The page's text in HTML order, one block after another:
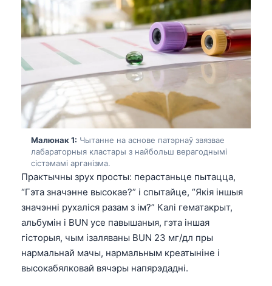
Малюнак 1: Чытанне на аснове патэрнаў звязвае
лабараторныя кластары з найбольш верагоднымі
сістэмамі арганізма.
Практычны зрух просты: перастаньце пытацца,
“Гэта значэнне высокае?” і спытайце, “Якія іншыя
значэнні рухаліся разам з ім?” Калі гематакрыт,
альбумін і BUN усе павышаныя, гэта іншая
гісторыя, чым ізаляваны BUN 23 мг/дл пры
нармальнай мачы, нармальным креатыніне і
высокабялковай вячэры напярэдадні.